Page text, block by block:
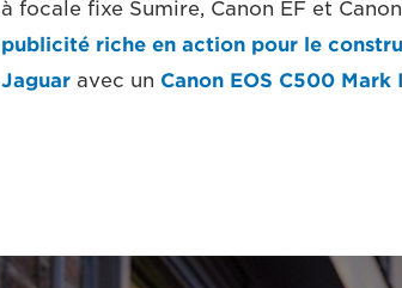
à focale fixe Sumire, Canon EF et
publicité riche en action pour le
Jaguaravec un Canon EOS C500 Mark